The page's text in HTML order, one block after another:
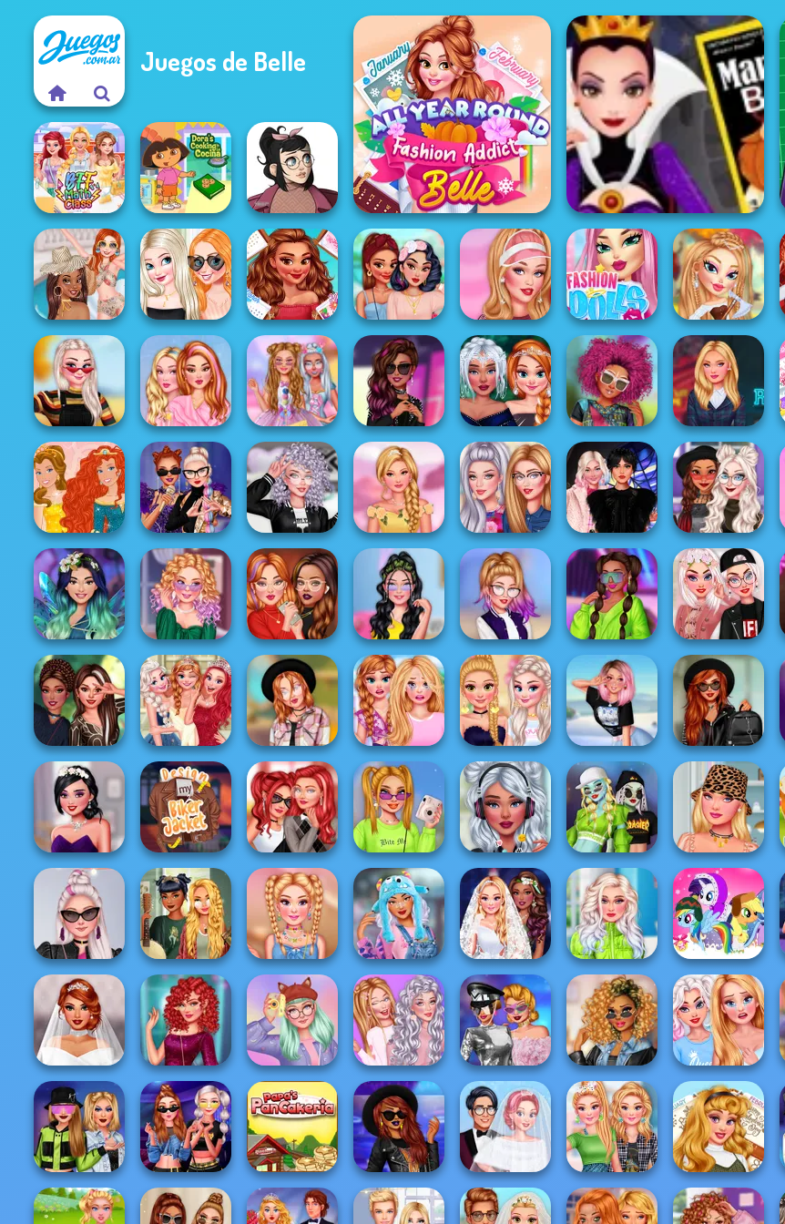
Juegos de Belle
All Year Round Fashion
Addict...
Evil Queen's Revenge
BFF Math Class
Dora Cooking in
la Cucina
Casual Icon
Maker
Princesses
Chillin At The
Pool
Fantasy
Engagement
Ring Design
All Year Round
Fashion Addict...
Spring Baby Doll
Outfit
Design My Sporty
Chic Outfit
Fashion Dolls
Makeover
Fairyland
Fashion Dolls
Insta Princesses
Autumn Fair
Girls Pink Crush
TikTok Divas
Candy Style
Glam Rock
Fashion Dolls
Fantasy Looks
Afropunk
Princesses
Miradas de
Riverdale
Barbie Princess
Style
Villains TikTok
Dancers
Black And White
Insta Divas
Princesses At
The Spring
Bloss...
Famous Singers
Insta Divas
Wednesday
Besties Fun Day
Witchcore Insta
Divas
Las Princesas
Encantadas
De mejores
amigas a rivales
Quarantine
Activities
Insta Girls First
Date Look Ti...
TikTok Divas Cute
School Pleat...
Insta Divas Crazy
Neon Party
Princesses Girly
Chic vs Tombo...
My Spirit Animal
Outfit
Prom At The
Princess College
Tiktok Divas
Shacket Fashion
College Breakup
Tragedy
Bachelorette
Party
My Winter Kawaii
Look
Villains Vs
Princesses
School...
Uninvited
Bridesmaids
Diseñar mi
chaqueta de
moto
Princesses From
Rebel To Prepp...
Superheroes
Summer Trends
Princesses
Grunge
Rockstars
Monster Girls
Rivalry
Mi collar del
verano
Insta Divas Party
Night
Goblincore
Aesthetic
Design My Indie
Necklace
TikTok Divas
#japanfashion
Enchanted
Wedding
Puffer Jacket
Divas
My Little Pony
Winter Looks
Plus Size
Wedding
Sequin Insta
Divas
My Sweet Kawaii
Look
Soft Girl Vs E-Girl
Bffs Looks
TikTok Divas
Retro Future
TikTok Diva
Weekly Planner
BFFs Getting Over
A Breakup